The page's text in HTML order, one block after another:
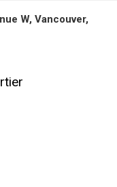
W, Vancouver,